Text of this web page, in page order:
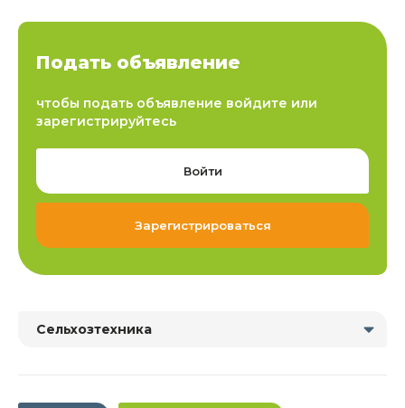
Подать объявление
чтобы подать объявление войдите или
зарегистрируйтесь
Войти
Зарегистрироваться
Сельхозтехника